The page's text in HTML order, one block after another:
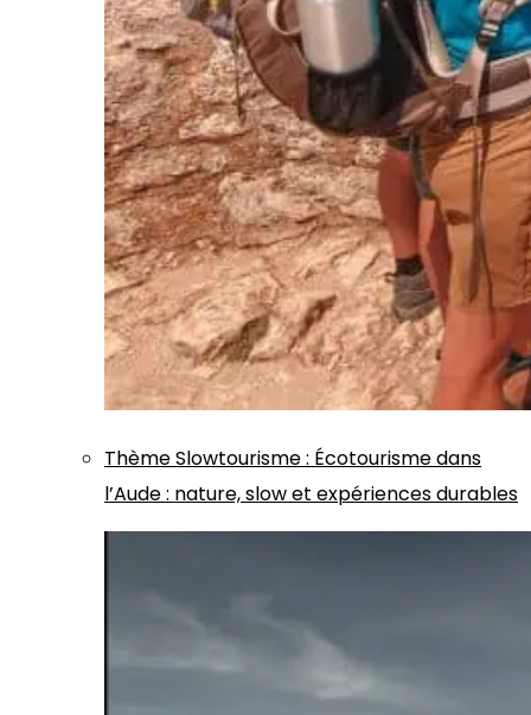
ThèmeSlowtourisme: Écotourisme dans
l’Aude : nature, slow et expériences durables